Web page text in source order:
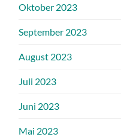
Oktober 2023
September 2023
August 2023
Juli 2023
Juni 2023
Mai 2023